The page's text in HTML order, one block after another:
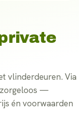
vlinderdeuren. Via
zorgeloos —
én voorwaarden